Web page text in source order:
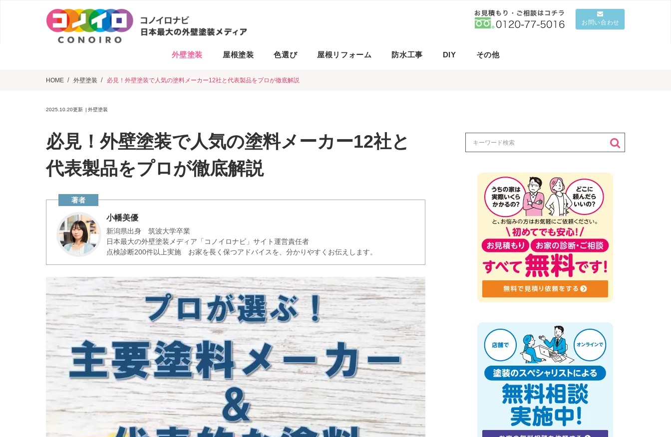
お問い合わせ
外壁塗装 屋根塗装 色選び 屋根リフォーム 防水工事 DIY その他
HOME 外壁塗装 必見！外壁塗装で人気の塗料メーカー12社と代表製品をプロが徹底解説
2025.10.20更新 外壁塗装
必見！外壁塗装で人気の塗料メーカー12社と
代表製品をプロが徹底解説
小幡美優
新潟県出身 筑波大学卒業
日本最大の外壁塗装メディア「コノイロナビ」サイト運営責任者
点検診断200件以上実施 お家を長く保つアドバイスを、分かりやすくお伝えします。